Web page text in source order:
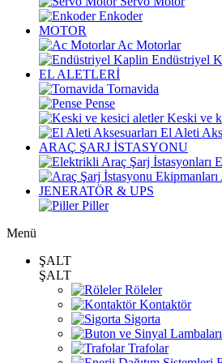
Enkoder
MOTOR
Ac Motorlar
Endüstriyel
EL ALETLERİ
Tornavida
Pense
Keski ve
El Aleti
ARAÇ ŞARJ İSTASYONU
JENERATÖR & UPS
Piller
Menü
ŞALT
ŞALT
Röleler
Kontaktör
Sigorta
Trafolar